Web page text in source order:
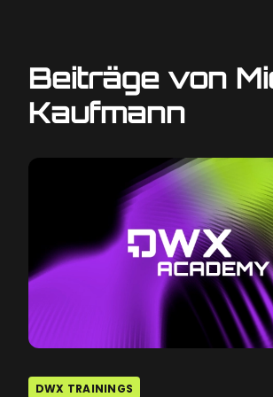
Beiträge von
Kaufmann
DWX TRAININGS